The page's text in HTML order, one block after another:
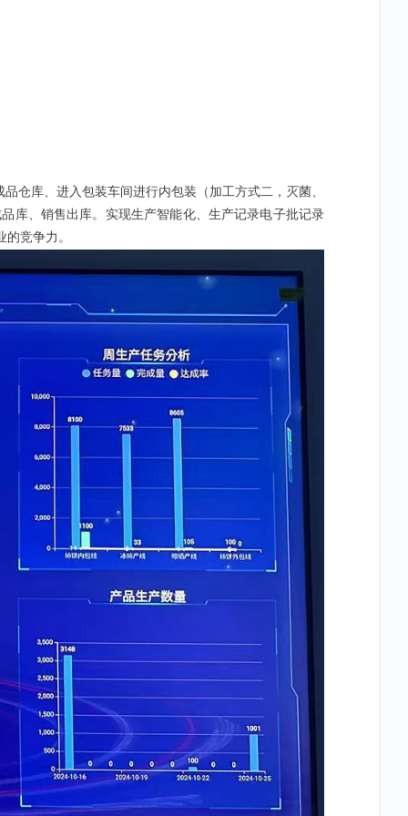
仓库、进入包装车间进行内包装（加工方式二，灭菌、
库、销售出库。实现生产智能化、生产记录电子批记录
的竞争力。